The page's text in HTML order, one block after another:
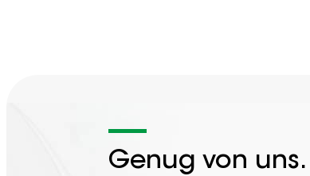
Genug von